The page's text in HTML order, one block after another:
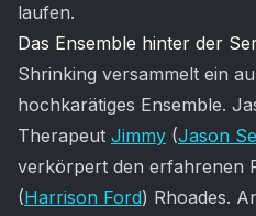
laufen.
Das Ensemble hinter der
Shrinking versammelt ein
hochkarätiges Ensemble.
Therapeut Jimmy (Jason
verkörpert den erfahrenen
(Harrison Ford) Rhoades.